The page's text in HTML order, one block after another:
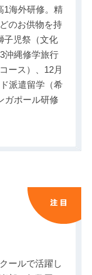
1海外研修。精
のお供物を持
子児祭（文化
沖縄修学旅行
ース）、12月
派遣留学（希
ガポール研修
ールで活躍し